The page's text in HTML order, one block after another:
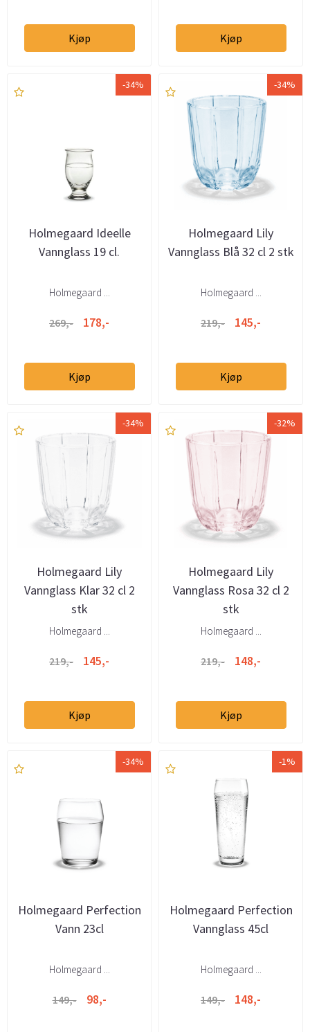
Kjøp Kjøp
-34%
Holmegaard Ideelle
Vannglass 19 cl.
Holmegaard ...
269,- 178,-
Kjøp
-34%
Holmegaard Lily
Vannglass Blå 32 cl 2 stk
Holmegaard ...
219,- 145,-
Kjøp
-34%
Holmegaard Lily
Vannglass Klar 32 cl 2
stk
Holmegaard ...
219,- 145,-
Kjøp
-32%
Holmegaard Lily
Vannglass Rosa 32 cl 2
stk
Holmegaard ...
219,- 148,-
Kjøp
-34%
Holmegaard Perfection
Vann 23cl
Holmegaard ...
149,- 98,-
-1%
Holmegaard Perfection
Vannglass 45cl
Holmegaard ...
149,- 148,-